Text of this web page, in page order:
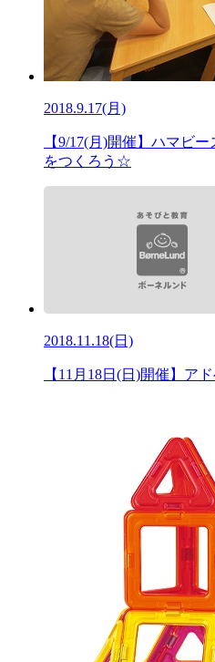
2018.9.17(月)
【9/17(月)開催】ハマビ
をつくろう☆
2018.11.18(日)
【11月18日(日)開催】ア